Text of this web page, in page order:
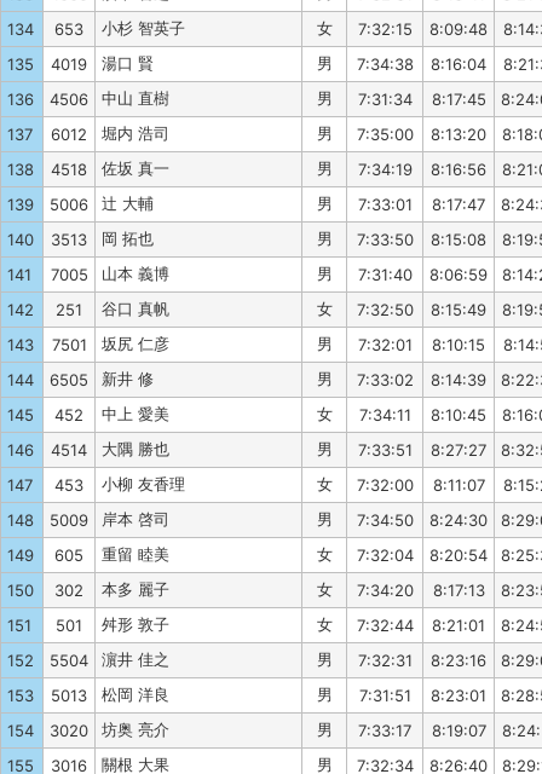
134
653 小杉 智英子 女 7:32:15 8:09:48
135
4019 湯口 賢 男 7:34:38 8:16:04
136
4506 中山 直樹 男 7:31:34 8:17:45
137
6012 堀内 浩司 男 7:35:00 8:13:20
138
4518 佐坂 真一 男 7:34:19 8:16:56
139
5006 辻 大輔 男 7:33:01 8:17:47
140
3513 岡 拓也 男 7:33:50 8:15:08
141
7005 山本 義博 男 7:31:40 8:06:59
142
251 谷口 真帆 女 7:32:50 8:15:49
143
7501 坂尻 仁彦 男 7:32:01 8:10:15
144
6505 新井 修 男 7:33:02 8:14:39
145
452 中上 愛美 女 7:34:11 8:10:45
146
4514 大隅 勝也 男 7:33:51 8:27:27
147
453 小柳 友香理 女 7:32:00 8:11:07
148
5009 岸本 啓司 男 7:34:50 8:24:30
149
605 重留 睦美 女 7:32:04 8:20:54
150
302 本多 麗子 女 7:34:20 8:17:13
151
501 舛形 敦子 女 7:32:44 8:21:01
152
5504 濵井 佳之 男 7:32:31 8:23:16
153
5013 松岡 洋良 男 7:31:51 8:23:01
154
3020 坊奥 亮介 男 7:33:17 8:19:07
155
3016 關根 大果 男 7:32:34 8:26:40